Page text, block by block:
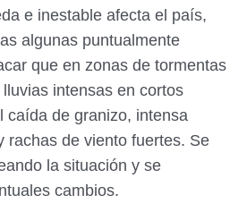
e inestable afecta el país,
algunas puntualmente
que en zonas de tormentas
intensas en cortos
caída de granizo, intensa
rachas de viento fuertes. Se
la situación y se
cambios.